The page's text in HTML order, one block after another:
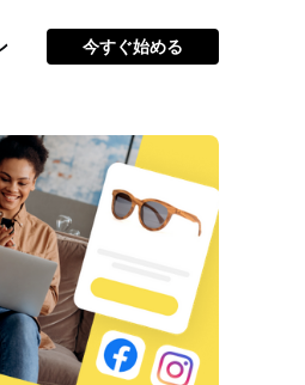
今すぐ始める